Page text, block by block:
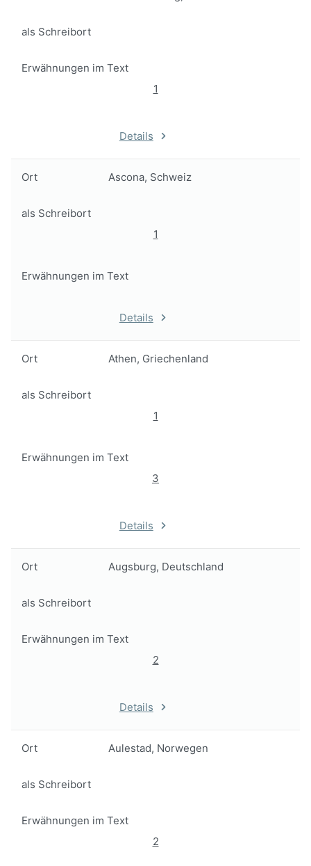
als Schreibort
Erwähnungen im Text
1
Details
Ort Ascona, Schweiz
als Schreibort
1
Erwähnungen im Text
Details
Ort Athen, Griechenland
als Schreibort
1
Erwähnungen im Text
3
Details
Ort Augsburg, Deutschland
als Schreibort
Erwähnungen im Text
2
Details
Ort Aulestad, Norwegen
als Schreibort
Erwähnungen im Text
2